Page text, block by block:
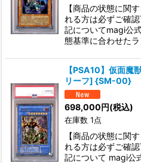
【商品の状態に関
れる方は必ずご確
記についてmagi公
態基準に合わせた
【PSA10】仮面魔
リーフ] {SM-00}
698,000円(税込)
在庫数 1点
【商品の状態に関
れる方は必ずご確
記について magi公